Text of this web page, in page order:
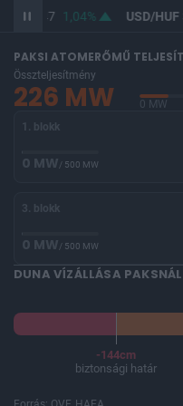
365,47 1,04% USD/HUF
PAKSI ATOMERŐMŰ
Összteljesítmény
226 MW 0 MW
1. blokk
0 MW/ 500 MW
3. blokk
0 MW/ 500 MW
DUNA VÍZÁLLÁSA PAKSNÁL
-144cm
biztonsági határ